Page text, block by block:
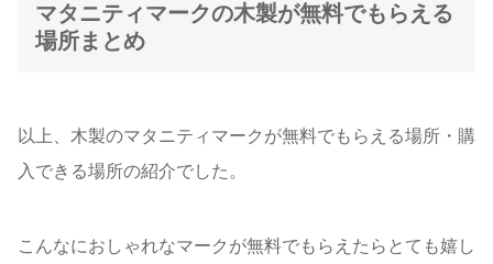
マタニティマークの木製が無料でもらえる
場所まとめ
以上、木製のマタニティマークが無料でもらえる場所・購
入できる場所の紹介でした。
こんなにおしゃれなマークが無料でもらえたらとても嬉し